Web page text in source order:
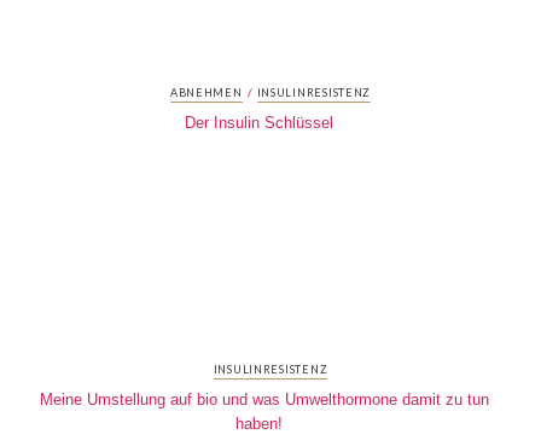
ABNEHMEN / INSULINRESISTENZ
Der Insulin Schlüssel
INSULINRESISTENZ
Meine Umstellung auf bio und was Umwelthormone damit zu tun
haben!